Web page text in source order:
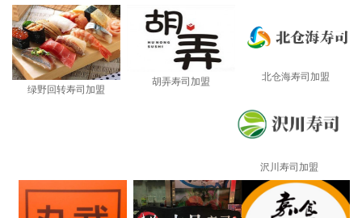
绿野回转寿司加盟
胡弄寿司加盟 北仓海寿司加盟
沢川寿司加盟